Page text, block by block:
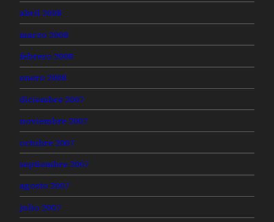
abril 2008
marzo 2008
febrero 2008
enero 2008
diciembre 2007
noviembre 2007
octubre 2007
septiembre 2007
agosto 2007
julio 2007